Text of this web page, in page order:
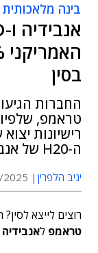
בינה מלאכותית
בסין
החברות
טראמפ,
רישיונות
ה-H20 של אנבידיה, שפותח במיוחד לשוק הסיני
יניב הלפרין 14:09
רוצים לייצא
טראמפ לאנבידיה